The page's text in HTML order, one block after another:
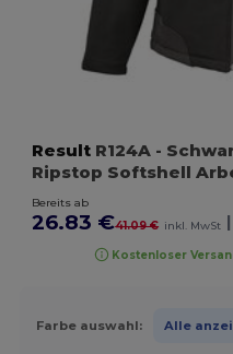
Result R124A -
Ripstop Softshell
Bereits ab
26.83 €41.09 € inkl. MwSt |
Kostenloser
Farbe auswahl: Alle